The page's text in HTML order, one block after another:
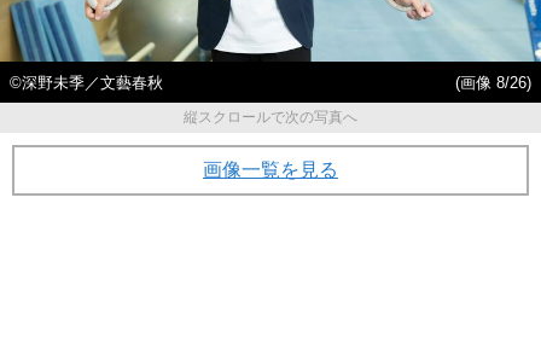
©深野未季／文藝春秋
(画像 8/26)
縦スクロールで次の写真へ
画像一覧を見る